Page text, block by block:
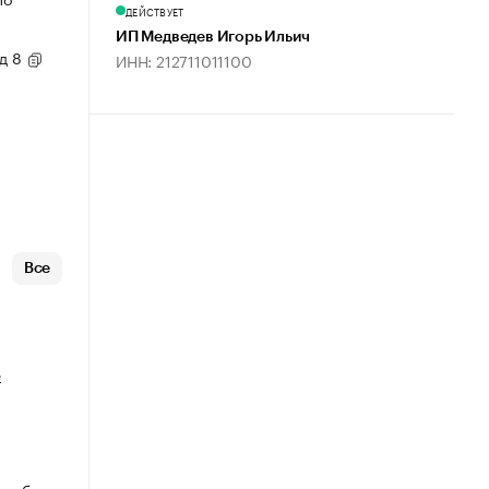
8
Все
ДЕЙСТВУЕТ
ИП Медведев Игорь Ильич
ИНН: 212711011100